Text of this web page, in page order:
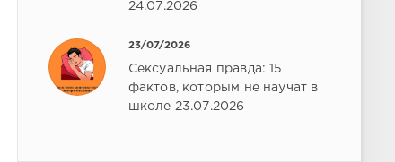
24.07.2026
23/07/2026
Сексуальная правда: 15
фактов, которым не научат в
школе 23.07.2026